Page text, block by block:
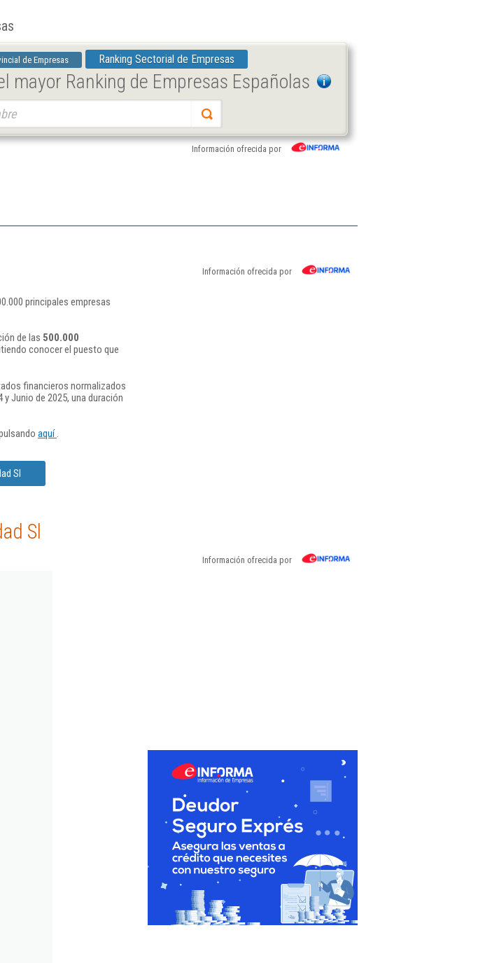
de Empresas Ranking Sectorial de Empresas
mayor Ranking de Empresas Españolas
Información ofrecida por
Información ofrecida por
principales empresas
de las 500.000
conocer el puesto que
financieros normalizados
Junio de 2025, una duración
aquí.
Sl
Sl
Información ofrecida por